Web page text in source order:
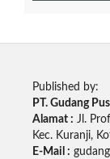
Published by:
PT. Gudang
Alamat : Jl.
Kec. Kuranji,
E-Mail :